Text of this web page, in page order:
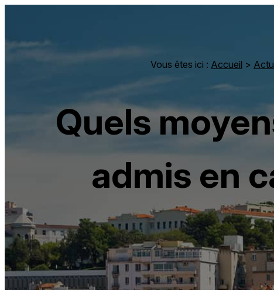
Vous êtes ici : Accueil >
Quels
admis en
Panneau de gestion des cookies